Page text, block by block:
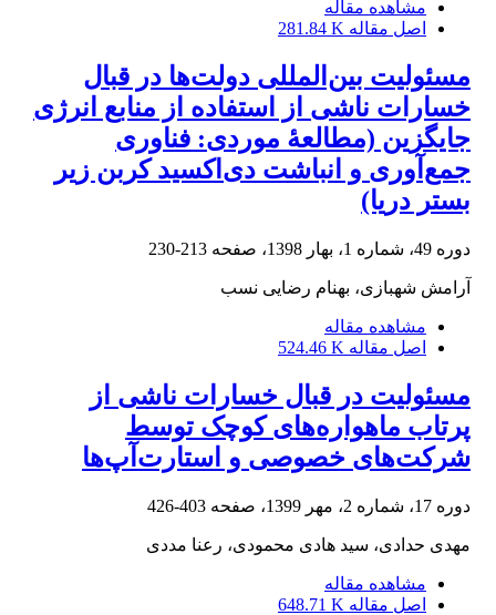
مشاهده مقاله
اصل مقاله 281.84 K
مسئولیت بین‌المللی دولت‌ها در قبال
خسارات ناشی از استفاده از منابع انرژی
جایگزین (مطالعۀ موردی: فناوری
جمع‌آوری و انباشت دی‌اکسید کربن زیر
بستر دریا)
دوره 49، شماره 1، بهار 1398، صفحه 213-230
آرامش شهبازی، بهنام رضایی نسب
مشاهده مقاله
اصل مقاله 524.46 K
مسئولیت در قبال خسارات ناشی از
پرتاب ماهواره‌های کوچک توسط
شرکت‌های خصوصی و استارت‌آپ‌ها
دوره 17، شماره 2، مهر 1399، صفحه 403-426
مهدی حدادی، سید هادی محمودی، رعنا مددی
مشاهده مقاله
اصل مقاله 648.71 K